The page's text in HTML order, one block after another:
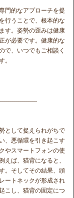
門的なアプローチを提
行うことで、根本的な
す。姿勢の歪みは健康
が必要です。健康的な
で、いつでもご相談く
。
として捉えられがちで
、悪循環を引き起こす
やスマートフォンの使
えば、猫背になると、
。そしてその結果、頭
ートネックが形成され
こし、猫背の固定につ